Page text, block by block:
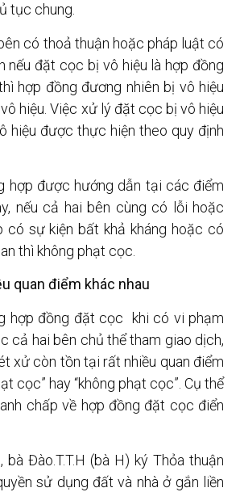
tục chung.
có thoả thuận hoặc pháp luật có
nếu đặt cọc bị vô hiệu là hợp đồng
hợp đồng đương nhiên bị vô hiệu
hiệu. Việc xử lý đặt cọc bị vô hiệu
hiệu được thực hiện theo quy định
hợp được hướng dẫn tại các điểm
nếu cả hai bên cùng có lỗi hoặc
có sự kiện bất khả kháng hoặc có
thì không phạt cọc.
quan điểm khác nhau
hợp đồng đặt cọc khi có vi phạm
cả hai bên chủ thể tham giao dịch,
xử còn tồn tại rất nhiều quan điểm
cọc” hay “không phạt cọc”. Cụ thể
chấp về hợp đồng đặt cọc điển
Đào.T.T.H (bà H) ký Thỏa thuận
sử dụng đất và nhà ở gắn liền